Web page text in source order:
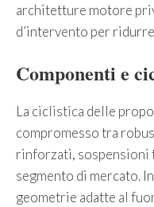
architetture motore
d’intervento per
Componenti e
La ciclistica delle
compromesso tra
rinforzati, sospensioni
segmento di mercato.
geometrie adatte al